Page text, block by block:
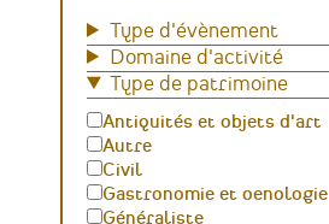
Type d'évènement
Domaine d'activité
Type de patrimoine
Antiquités et objets d'art
Autre
Civil
Gastronomie et oenologie
Généraliste